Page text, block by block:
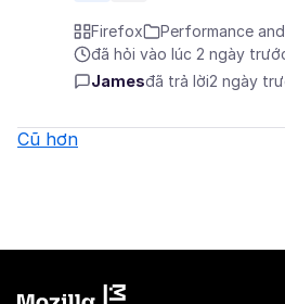
Firefox
Performance
đã hỏi vào lúc 2 ngày
Jamesđã trả lời2 ngày
Cũ hơn